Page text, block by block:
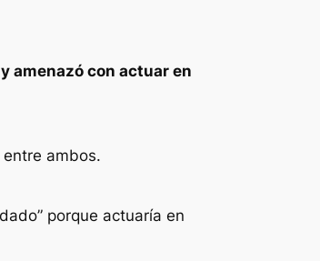
amenazó con actuar en
ambos.
porque actuaría en